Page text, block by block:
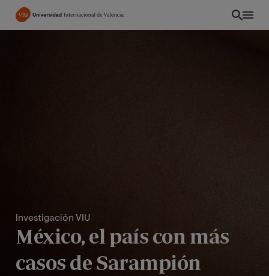
Pasar
Investigación VIU
México, el país con más
casos de Sarampión